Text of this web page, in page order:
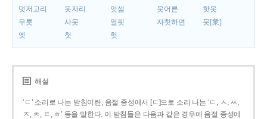
덧저고리 돗자리 엇셈 웃어른
핫옷
무릇
사뭇 얼핏 자칫하면
뭇[衆]
옛
첫 헛
해설
‘ㄷ’ 소리로 나는 받침이란, 음절 종성에서 [ㄷ]으로 소리 나는 ‘ㄷ, ㅅ, ㅆ,
ㅈ, ㅊ, ㅌ, ㅎ’ 등을 말한다. 이 받침들은 다음과 같은 경우에 음절 종성에